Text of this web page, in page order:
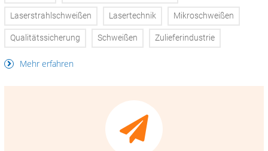
Laserstrahlschweißen Lasertechnik Mikroschweißen
Qualitätssicherung Schweißen Zulieferindustrie
Mehr erfahren